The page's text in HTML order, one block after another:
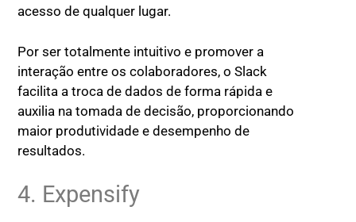
acesso de qualquer lugar.
Por ser totalmente intuitivo e promover a
interação entre os colaboradores, o Slack
facilita a troca de dados de forma rápida e
auxilia na tomada de decisão, proporcionando
maior produtividade e desempenho de
resultados.
4. Expensify